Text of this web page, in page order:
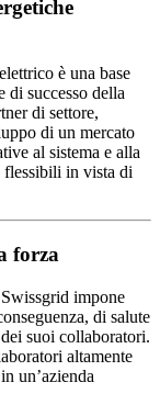
è una base
di successo della
di settore,
di un mercato
al sistema e alla
flessibili in vista di
forza
impone
di salute
suoi collaboratori.
altamente
un’azienda